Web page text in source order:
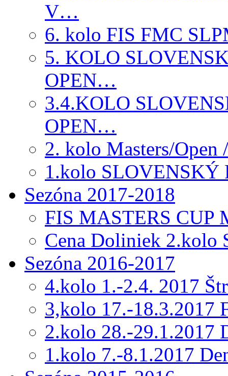
V…
6. kolo FIS FMC
5. KOLO
OPEN…
3.4.KOLO
OPEN…
2. kolo Masters/
1.kolo
Sezóna 2017-2018
FIS MASTERS CUP
Cena Doliniek 2.kolo
Sezóna 2016-2017
4.kolo 1.-2.4. 2017
3,kolo 17.-18.3.2017
2.kolo 28.-29.1.2017
1.kolo 7.-8.1.2017